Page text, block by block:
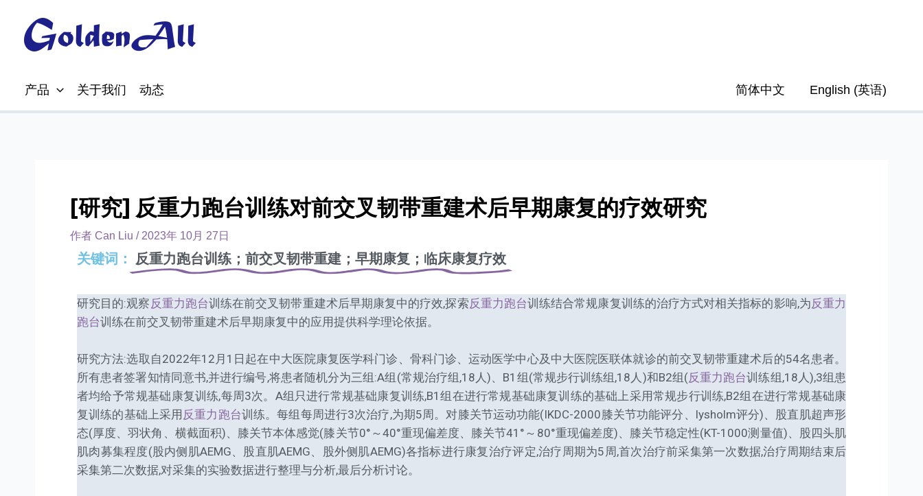
产品 关于我们 动态 简体中文 English (英语)
[研究] 反重力跑台训练对前交叉韧带重建术后早期康复的疗效研究
作者 Can Liu / 2023年 10月 27日
关键词： 反重力跑台训练；前交叉韧带重建；早期康复；临床康复疗效
研究目的:观察 反重力跑台训练在前交叉韧带重建术后早期康复中的疗效,探索反重力跑台训练结合常规康复训练的治疗方式对相关指标的影响,为反重力
跑台训练在前交叉韧带重建术后早期康复中的应用提供科学理论依据。
研究方法:选取自2022年12月1日起在中大医院康复医学科门诊、骨科门诊、运动医学中心及中大医院医联体就诊的前交叉韧带重建术后的54名患者。
所有患者签署知情同意书,并进行编号,将患者随机分为三组:A组(常规治疗组,18人)、B1组(常规步行训练组,18人)和B2组(反重力跑台训练组,18人),3组患
者均给予常规基础康复训练,每周3次。A组只进行常规基础康复训练,B1组在进行常规基础康复训练的基础上采用常规步行训练,B2组在进行常规基础康
复训练的基础上采用 反重力跑台训练。每组每周进行3次治疗,为期5周。对膝关节运动功能(IKDC-2000膝关节功能评分、lysholm评分)、股直肌超声形
态(厚度、羽状角、横截面积)、膝关节本体感觉(膝关节0°～40°重现偏差度、膝关节41°～80°重现偏差度)、膝关节稳定性(KT-1000测量值)、股四头肌
肌肉募集程度(股内侧肌AEMG、股直肌AEMG、股外侧肌AEMG)各指标进行康复治疗评定,治疗周期为5周,首次治疗前采集第一次数据,治疗周期结束后
采集第二次数据,对采集的实验数据进行整理与分析,最后分析讨论。